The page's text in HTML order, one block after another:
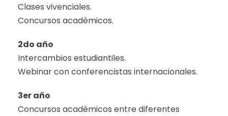
Clases vivenciales.
Concursos académicos.
2do año
Intercambios estudiantiles.
Webinar con conferencistas internacionales.
3er año
Concursos académicos entre diferentes